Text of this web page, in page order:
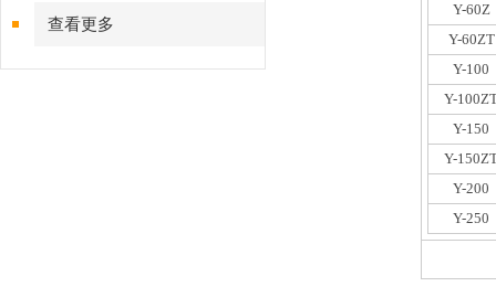
查看更多
Y-60Z
Y-60ZT
Y-100
Y-
Y-150
Y-
Y-200
Y-250